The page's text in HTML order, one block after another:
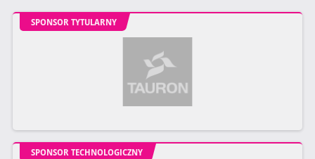
SPONSOR TYTULARNY
SPONSOR TECHNOLOGICZNY